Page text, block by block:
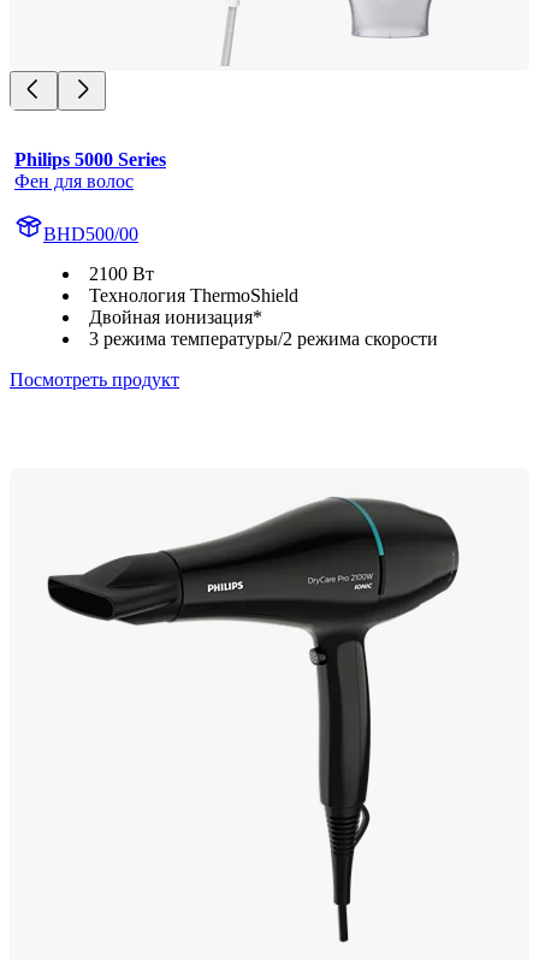
Philips 5000 Series
Фен для волос
BHD500/00
2100 Вт
Технология ThermoShield
Двойная ионизация*
3 режима температуры/2 режима скорости
Посмотреть продукт